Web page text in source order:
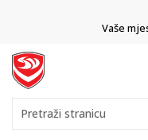
Vaše
Pretraži stranicu